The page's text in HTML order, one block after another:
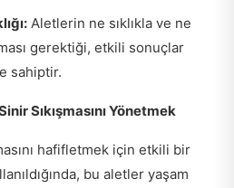
Aletlerin ne sıklıkla ve ne
gerektiği, etkili sonuçlar
sahiptir.
Sıkışmasını Yönetmek
hafifletmek için etkili bir
bu aletler yaşam